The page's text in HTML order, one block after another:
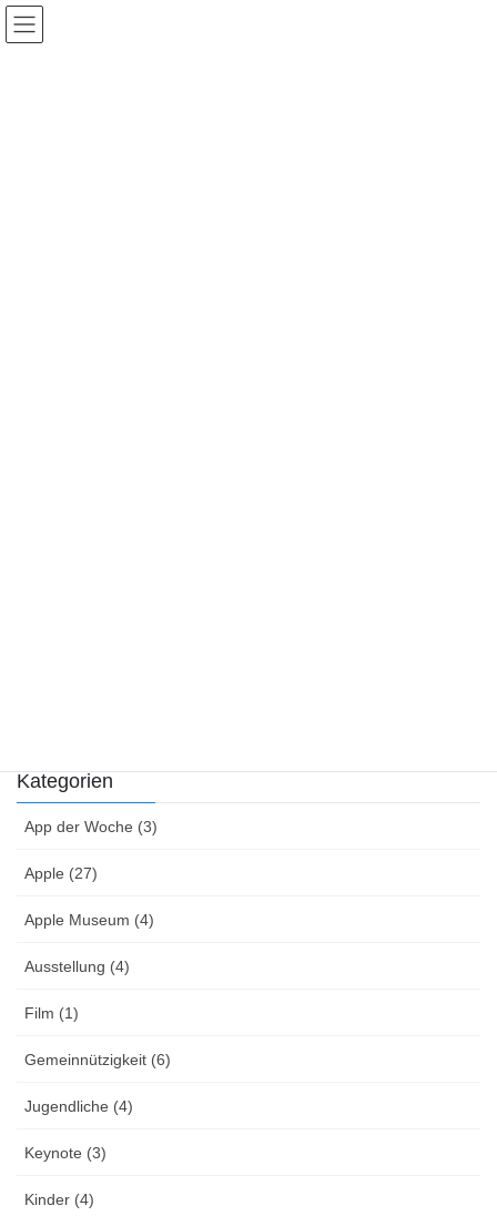
Skip
Skip
Kategorien
App der Woche (3)
Apple (27)
Apple Museum (4)
Ausstellung (4)
Film (1)
Gemeinnützigkeit (6)
Jugendliche (4)
Keynote (3)
Kinder (4)